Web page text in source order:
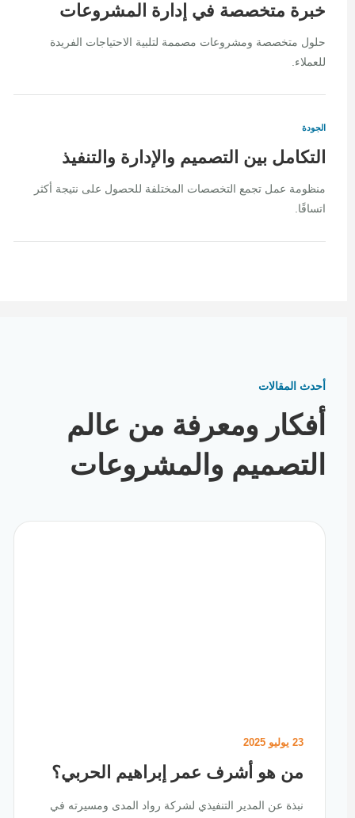
خبرة متخصصة في إدارة المشروعات
حلول متخصصة ومشروعات مصممة لتلبية الاحتياجات الفريدة
للعملاء.
الجودة
التكامل بين التصميم والإدارة والتنفيذ
منظومة عمل تجمع التخصصات المختلفة للحصول على نتيجة أكثر
اتساقًا.
أحدث المقالات
أفكار ومعرفة من عالم
التصميم والمشروعات
23 يوليو 2025
من هو أشرف عمر إبراهيم الحربي؟
نبذة عن المدير التنفيذي لشركة رواد المدى ومسيرته في